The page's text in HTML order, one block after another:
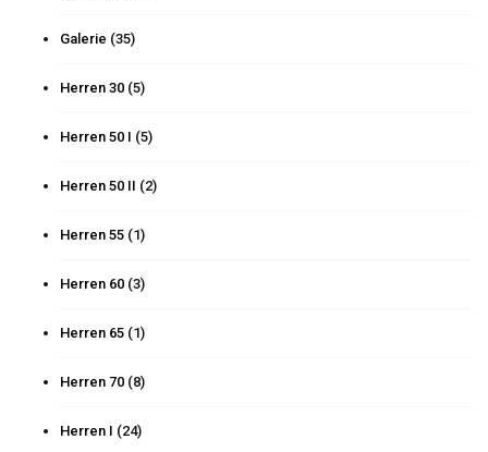
Galerie (35)
Herren 30 (5)
Herren 50 I (5)
Herren 50 II (2)
Herren 55 (1)
Herren 60 (3)
Herren 65 (1)
Herren 70 (8)
Herren I (24)